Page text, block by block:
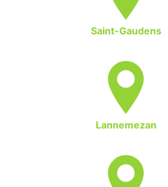
Saint-Gaudens
Lannemezan